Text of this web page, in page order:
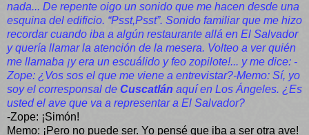
nada... De repente oigo un sonido que me hacen desde una
esquina del edificio. “Psst,Psst”. Sonido familiar que me hizo
recordar cuando iba a algún restaurante allá en El Salvador
y quería llamar la atención de la mesera. Volteo a ver quién
me llamaba ¡y era un escuálido y feo zopilote!... y me dice: -
Zope: ¿Vos sos el que me viene a entrevistar?-Memo: Sí, yo
soy el corresponsal de Cuscatlán aquí en Los Ángeles. ¿Es
usted el ave que va a representar a El Salvador?
-Zope: ¡Simón!
Memo: ¡Pero no puede ser. Yo pensé que iba a ser otra ave!